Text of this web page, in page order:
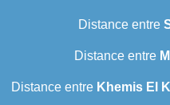
Distance entre
Distance entre
Distance entre Khemis El